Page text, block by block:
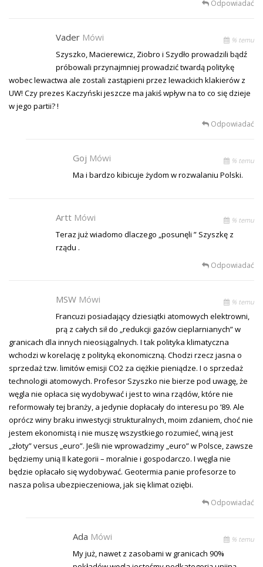
Odpowiadać
Vader Mówi % temu
Szyszko, Macierewicz, Ziobro i Szydło prowadzili bądź
próbowali przynajmniej prowadzić twardą politykę
wobec lewactwa ale zostali zastąpieni przez lewackich klakierów z
UW! Czy prezes Kaczyński jeszcze ma jakiś wpływ na to co się dzieje
w jego partii? !
Odpowiadać
Goj Mówi % temu
Ma i bardzo kibicuje żydom w rozwalaniu Polski.
Artt Mówi % temu
Teraz już wiadomo dlaczego „posunęli ” Szyszkę z
rządu .
Odpowiadać
MSW Mówi % temu
Francuzi posiadający dziesiątki atomowych elektrowni,
prą z całych sił do „redukcji gazów cieplarnianych” w
granicach dla innych nieosiągalnych. I tak polityka klimatyczna
wchodzi w korelację z polityką ekonomiczną. Chodzi rzecz jasna o
sprzedaż tzw. limitów emisji CO2 za ciężkie pieniądze. I o sprzedaż
technologii atomowych. Profesor Szyszko nie bierze pod uwagę, że
węgla nie opłaca się wydobywać i jest to wina rządów, które nie
reformowały tej branży, a jedynie dopłacały do interesu po ’89. Ale
oprócz winy braku inwestycji strukturalnych, moim zdaniem, choć nie
jestem ekonomistą i nie muszę wszystkiego rozumieć, winą jest
„złoty” versus „euro”. Jeśli nie wprowadzimy „euro” w Polsce, zawsze
będziemy unią II kategorii – moralnie i gospodarczo. I węgla nie
będzie opłacało się wydobywać. Geotermia panie profesorze to
nasza polisa ubezpieczeniowa, jak się klimat oziębi.
Odpowiadać
Ada Mówi % temu
My już, nawet z zasobami w granicach 90%